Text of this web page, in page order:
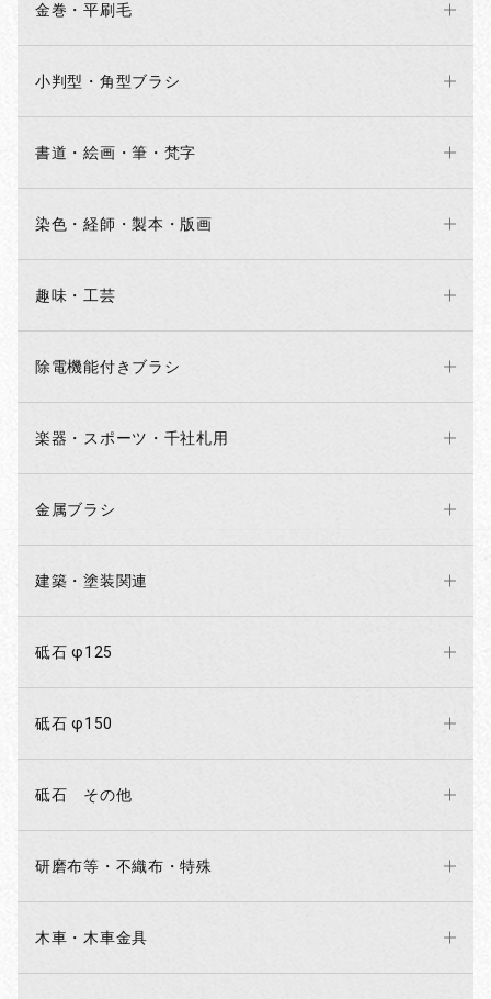
金巻・平刷毛
小判型・角型ブラシ
書道・絵画・筆・梵字
染色・経師・製本・版画
趣味・工芸
除電機能付きブラシ
楽器・スポーツ・千社札用
金属ブラシ
建築・塗装関連
砥石 φ125
砥石 φ150
砥石 その他
研磨布等・不織布・特殊
木車・木車金具